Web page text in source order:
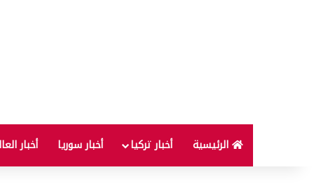
الرئيسية أخبار تركيا أخبار سوريا أخبار